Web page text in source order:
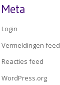
Meta
Login
Vermeldingen feed
Reacties feed
WordPress.org